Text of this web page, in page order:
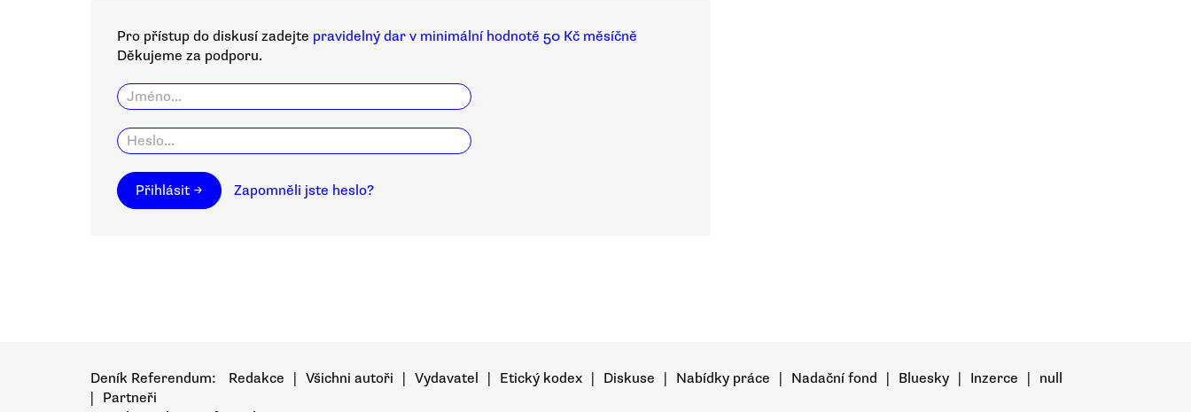
Pro přístup do diskusí zadejte pravidelný dar v minimální hodnotě 50 Kč měsíčně
Děkujeme za podporu.
Přihlásit → Zapomněli jste heslo?
Deník Referendum: Redakce Všichni autoři Vydavatel Etický kodex Diskuse Nabídky práce Nadační fond Bluesky Inzerce
null
Partneři